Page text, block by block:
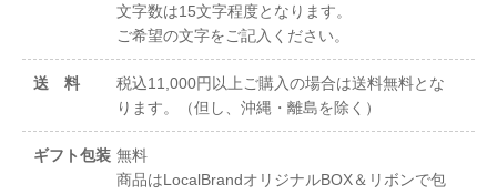
文字数は15文字程度となります。
ご希望の文字をご記入ください。
送 料
税込11,000円以上ご購入の場合は送料無料とな
ります。（但し、沖縄・離島を除く）
ギフト包装 無料
商品はLocalBrandオリジナルBOX＆リボンで包